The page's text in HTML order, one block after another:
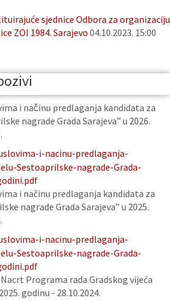
sjednice Odbora za organizaciju
ZOI 1984. Sarajevo 04.10.2023. 15:00
i načinu predlaganja kandidata za
nagrade Grada Sarajeva” u 2026.
i-nacinu-predlaganja-
Sestoaprilske-nagrade-Grada-
i načinu predlaganja kandidata za
nagrade Grada Sarajeva” u 2025.
i-nacinu-predlaganja-
Sestoaprilske-nagrade-Grada-
Programa rada Gradskog vijeća
godinu - 28.10.2024.